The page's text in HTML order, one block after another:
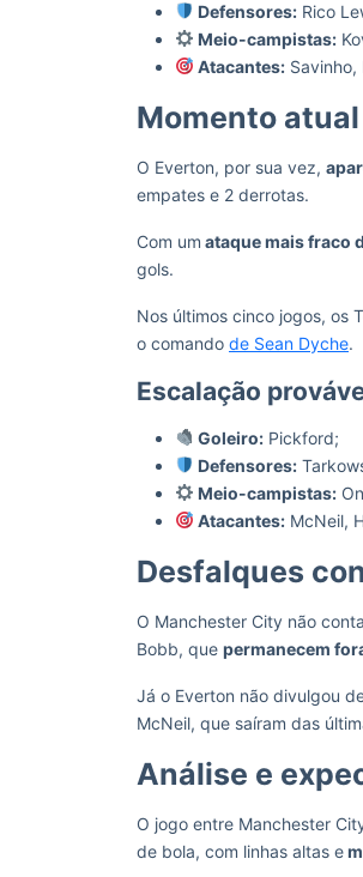
Defensores:Rico
Meio-campistas:
Atacantes:Savinho,
Momento
O Everton, por sua vez,
empates e 2 derrotas.
Com um ataque mais fraco
gols.
Nos últimos cinco jogos, os
o comando de Sean Dyche.
Escalação
Goleiro:Pickford;
Defensores:
Meio-campistas:
Atacantes:McNeil,
Desfalques
O Manchester City não
Bobb, que permanecem
Já o Everton não divulgou
McNeil, que saíram das
Análise e
O jogo entre Manchester
de bola, com linhas altas e